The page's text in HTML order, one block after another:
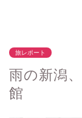
旅レポート
雨の新潟
館